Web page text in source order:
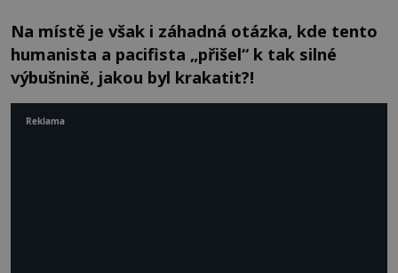
Na místě je však i záhadná otázka, kde tento
humanista a pacifista „přišel“ k tak silné
výbušnině, jakou byl krakatit?!
Reklama